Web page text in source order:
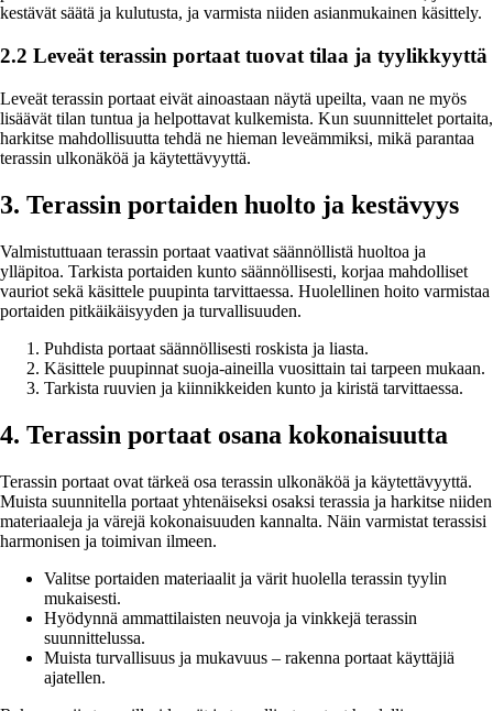
kestävät säätä ja kulutusta, ja varmista niiden asianmukainen käsittely.
2.2 Leveät terassin portaat tuovat tilaa ja tyylikkyyttä
Leveät terassin portaat eivät ainoastaan näytä upeilta, vaan ne myös
lisäävät tilan tuntua ja helpottavat kulkemista. Kun suunnittelet portaita,
harkitse mahdollisuutta tehdä ne hieman leveämmiksi, mikä parantaa
terassin ulkonäköä ja käytettävyyttä.
3. Terassin portaiden huolto ja kestävyys
Valmistuttuaan terassin portaat vaativat säännöllistä huoltoa ja
ylläpitoa. Tarkista portaiden kunto säännöllisesti, korjaa mahdolliset
vauriot sekä käsittele puupinta tarvittaessa. Huolellinen hoito varmistaa
portaiden pitkäikäisyyden ja turvallisuuden.
Puhdista portaat säännöllisesti roskista ja liasta.
Käsittele puupinnat suoja-aineilla vuosittain tai tarpeen mukaan.
Tarkista ruuvien ja kiinnikkeiden kunto ja kiristä tarvittaessa.
4. Terassin portaat osana kokonaisuutta
Terassin portaat ovat tärkeä osa terassin ulkonäköä ja käytettävyyttä.
Muista suunnitella portaat yhtenäiseksi osaksi terassia ja harkitse niiden
materiaaleja ja värejä kokonaisuuden kannalta. Näin varmistat terassisi
harmonisen ja toimivan ilmeen.
Valitse portaiden materiaalit ja värit huolella terassin tyylin
mukaisesti.
Hyödynnä ammattilaisten neuvoja ja vinkkejä terassin
suunnittelussa.
Muista turvallisuus ja mukavuus – rakenna portaat käyttäjiä
ajatellen.